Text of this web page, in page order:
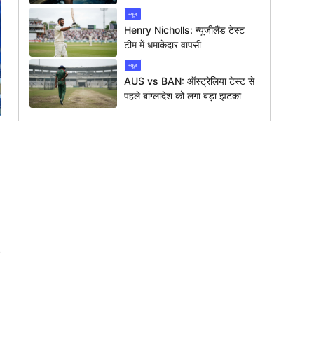
बड़ी समस्या है?
न्यूज
Henry Nicholls: न्यूजीलैंड टेस्ट
टीम में धमाकेदार वापसी
न्यूज
AUS vs BAN: ऑस्ट्रेलिया टेस्ट से
पहले बांग्लादेश को लगा बड़ा झटका